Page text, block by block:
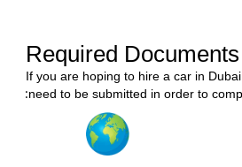
Required
If you are hoping to hire a car in
need to be submitted in order to